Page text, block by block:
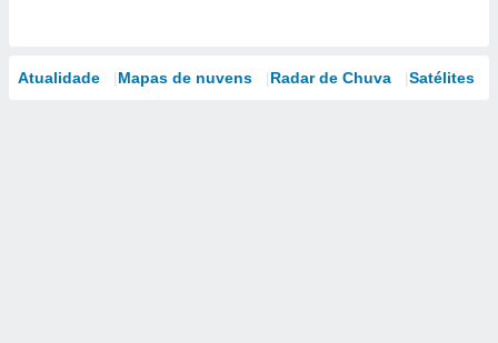
Atualidade Mapas de nuvens Radar de Chuva Satélites